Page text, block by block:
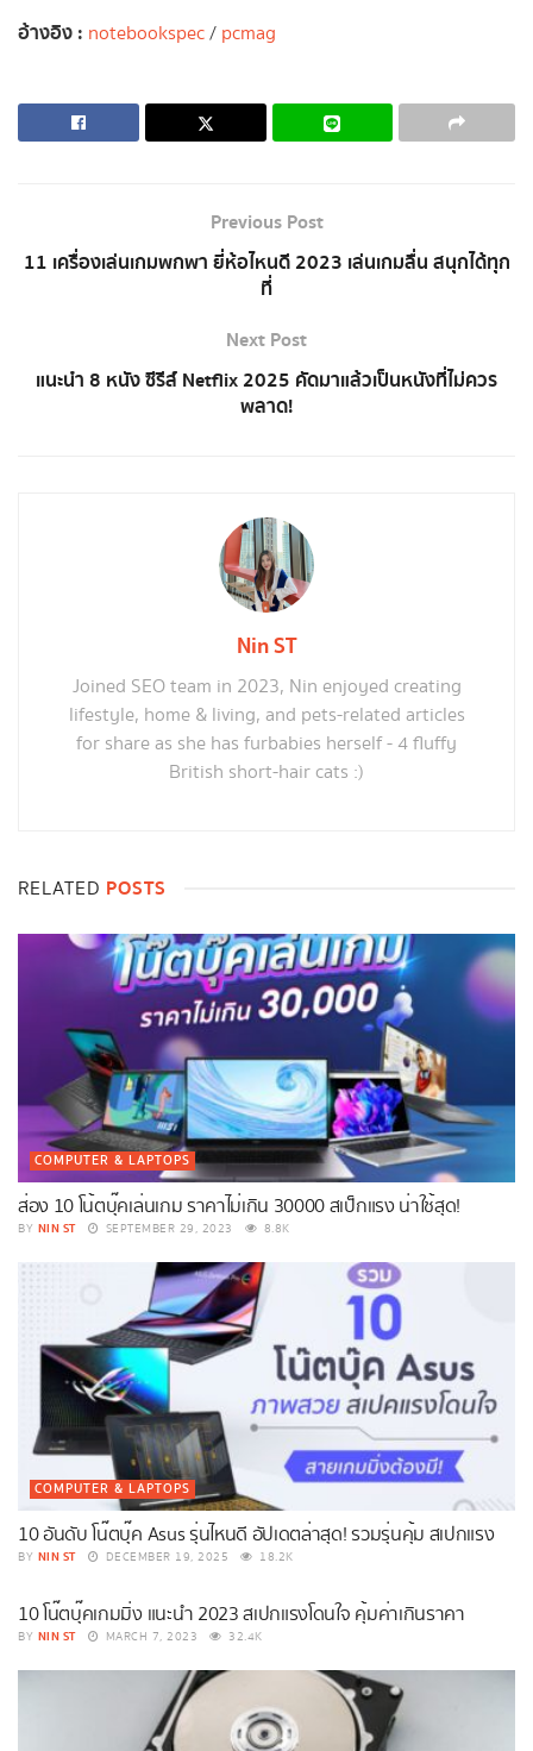
อ้างอิง : notebookspec/ pcmag
Previous Post
11 เครื่องเล่นเกมพกพา ยี่ห้อไหนดี 2023 เล่นเกมลื่น สนุกได้ทุก
ที่
Next Post
แนะนำ 8 หนัง ซีรีส์ Netflix 2025 คัดมาแล้วเป็นหนังที่ไม่ควร
พลาด!
Nin ST
Joined SEO team in 2023, Nin enjoyed creating
lifestyle, home & living, and pets-related articles
for share as she has furbabies herself - 4 fluffy
British short-hair cats :)
RELATED POSTS
COMPUTER & LAPTOPS
ส่อง 10 โน้ตบุ๊คเล่นเกม ราคาไม่เกิน 30000 สเป็กแรง น่าใช้สุด!
BY NIN ST SEPTEMBER 29, 2023 8.8K
COMPUTER & LAPTOPS
10 อันดับ โน๊ตบุ๊ค Asus รุ่นไหนดี อัปเดตล่าสุด! รวมรุ่นคุ้ม สเปกแรง
BY NIN ST DECEMBER 19, 2025 18.2K
COMPUTER & LAPTOPS
10 โน๊ตบุ๊คเกมมิ่ง แนะนำ 2023 สเปกแรงโดนใจ คุ้มค่าเกินราคา
BY NIN ST MARCH 7, 2023 32.4K